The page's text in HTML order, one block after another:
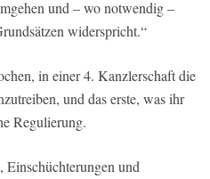
und – wo notwendig –
widerspricht.“
in einer 4. Kanzlerschaft die
und das erste, was ihr
Regulierung.
und